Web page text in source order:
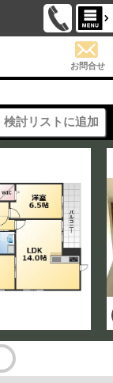
お問合せ
検討リストに追加